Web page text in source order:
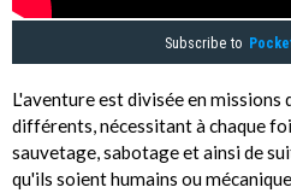
Subscribe to
L'aventure est divisée en
différents, nécessitant à chaque
sauvetage, sabotage et ainsi de
qu'ils soient humains ou